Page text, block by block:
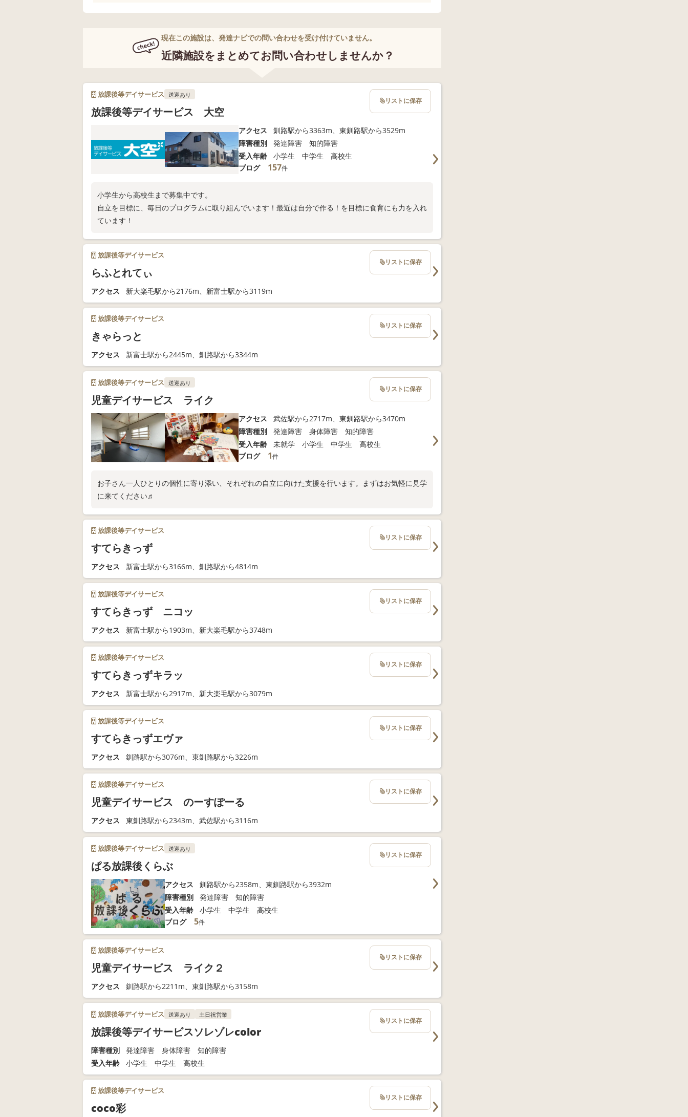
現在この施設は、発達ナビでの問い合わせを受け付けていません。
近隣施設をまとめてお問い合わせしませんか？
放課後等デイサービス 送迎あり
放課後等デイサービス 大空
アクセス
釧路駅から3363m、東釧路駅から3529m
障害種別
発達障害 知的障害
受入年齢
小学生 中学生 高校生
ブログ
157件
小学生から高校生まで募集中です。
自立を目標に、毎日のプログラムに取り組んでいます！最近は自分で作る！を目標に食育にも力を入れ
ています！
リストに保存
放課後等デイサービス
らふとれてぃ
アクセス 新大楽毛駅から2176m、新富士駅から3119m
リストに保存
放課後等デイサービス
きゃらっと
アクセス 新富士駅から2445m、釧路駅から3344m
リストに保存
放課後等デイサービス 送迎あり
児童デイサービス ライク
アクセス
武佐駅から2717m、東釧路駅から3470m
障害種別
発達障害 身体障害 知的障害
受入年齢
未就学 小学生 中学生 高校生
ブログ
1件
お子さん一人ひとりの個性に寄り添い、それぞれの自立に向けた支援を行います。まずはお気軽に見学
に来てください♬
リストに保存
放課後等デイサービス
すてらきっず
アクセス 新富士駅から3166m、釧路駅から4814m
リストに保存
放課後等デイサービス
すてらきっず ニコッ
アクセス 新富士駅から1903m、新大楽毛駅から3748m
リストに保存
放課後等デイサービス
すてらきっずキラッ
アクセス 新富士駅から2917m、新大楽毛駅から3079m
リストに保存
放課後等デイサービス
すてらきっずエヴァ
アクセス 釧路駅から3076m、東釧路駅から3226m
リストに保存
放課後等デイサービス
児童デイサービス のーすぽーる
アクセス 東釧路駅から2343m、武佐駅から3116m
リストに保存
放課後等デイサービス 送迎あり
ぱる放課後くらぶ
アクセス
釧路駅から2358m、東釧路駅から3932m
障害種別
発達障害 知的障害
受入年齢
小学生 中学生 高校生
ブログ
5件
リストに保存
放課後等デイサービス
児童デイサービス ライク２
アクセス 釧路駅から2211m、東釧路駅から3158m
リストに保存
放課後等デイサービス 送迎あり 土日祝営業
放課後等デイサービスソレゾレcolor
障害種別
発達障害 身体障害 知的障害
受入年齢
小学生 中学生 高校生
リストに保存
放課後等デイサービス
coco彩
リストに保存